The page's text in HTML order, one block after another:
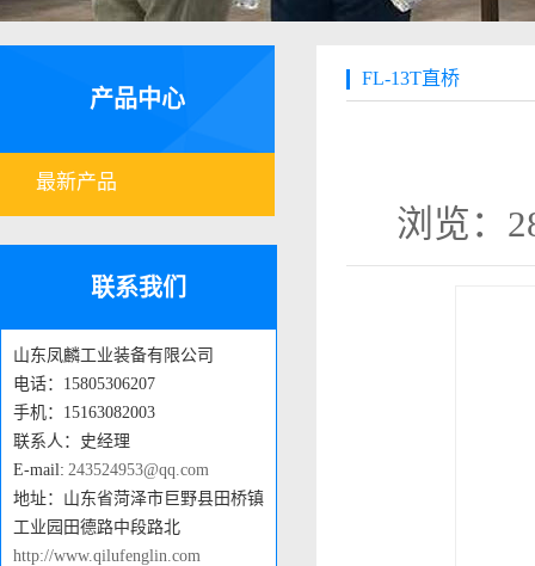
产品中心
最新产品
联系我们
山东凤麟工业装备有限公司
电话：15805306207
手机：15163082003
联系人：史经理
E-mail: 243524953@qq.com
地址：山东省菏泽市巨野县田桥镇
工业园田德路中段路北
http://www.qilufenglin.com
FL-13T直桥
浏览：